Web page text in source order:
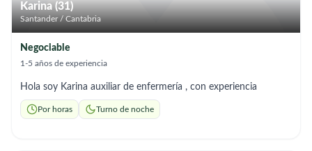
Karina (31)
Santander / Cantabria
Negociable
1-5 años de experiencia
Hola soy Karina auxiliar de enfermería , con experiencia
Por horas Turno de noche